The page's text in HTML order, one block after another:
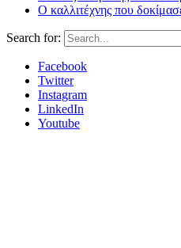
Ο καλλιτέχνης που
Search for:
Facebook
Twitter
Instagram
LinkedIn
Youtube